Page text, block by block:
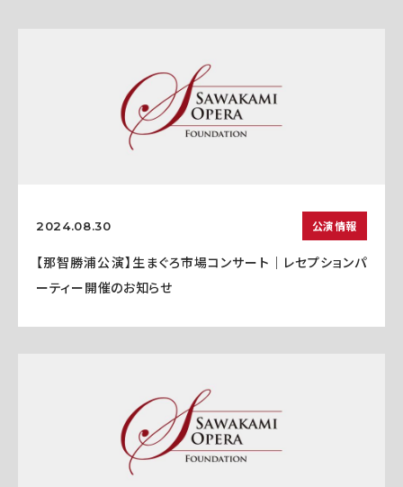
2024.08.30 公演情報
【那智勝浦公演】生まぐろ市場コンサート｜レセプションパ
ーティー開催のお知らせ